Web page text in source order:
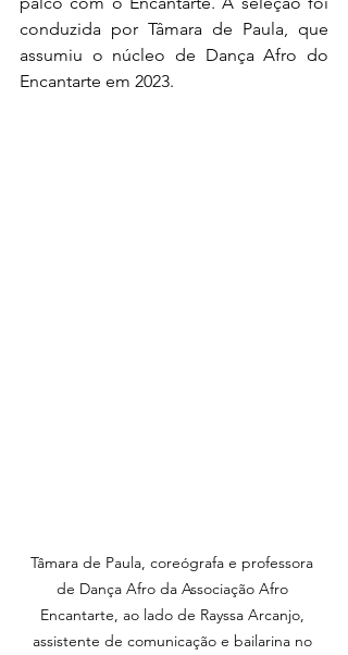
conduzida por Tâmara de Paula, que
assumiu o núcleo de Dança Afro do
Encantarte em 2023.
Tâmara de Paula, coreógrafa e professora
de Dança Afro da Associação Afro
Encantarte, ao lado de Rayssa Arcanjo,
assistente de comunicação e bailarina no